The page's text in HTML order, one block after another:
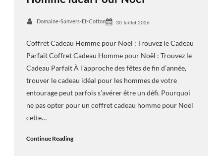
Domaine-Sanvers-Et-Cotton 30 Juillet 2026
Coffret Cadeau Homme pour Noël : Trouvez le Cadeau
Parfait Coffret Cadeau Homme pour Noël : Trouvez le
Cadeau Parfait À l’approche des fêtes de fin d’année,
trouver le cadeau idéal pour les hommes de votre
entourage peut parfois s’avérer être un défi. Pourquoi
ne pas opter pour un coffret cadeau homme pour Noël
cette…
Continue Reading